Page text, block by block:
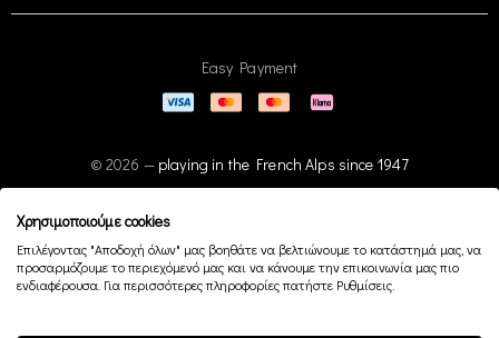
Easy Payment
© 2026 — playing in the French Alps since 1947
Χρησιμοποιούμε cookies
Επιλέγοντας "Αποδοχή όλων" μας βοηθάτε να βελτιώνουμε το κατάστημά μας, να
προσαρμόζουμε το περιεχόμενό μας και να κάνουμε την επικοινωνία μας πιο
ενδιαφέρουσα. Για περισσότερες πληροφορίες πατήστε Ρυθμίσεις.